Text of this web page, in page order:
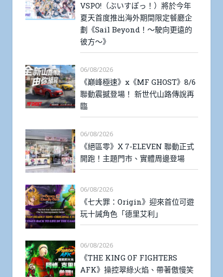
VSPO!（ぶいすぽっ！）將於今年
夏天首度推出海外期間限定餐廳企
劃《Sail Beyond！～駛向更遠的
彼方～》
06/08/2026
《巔峰極速》x《MF GHOST》8/6
聯動震撼登場！ 新世代山路傳說再
臨
06/08/2026
《絕區零》X 7-ELEVEN 聯動正式
開跑！主題門市、實體周邊登場
06/08/2026
《七大罪：Origin》迎來首位可遊
玩十誡角色「德里艾利」
06/08/2026
《THE KING OF FIGHTERS
AFK》操控翠綠火焰、帶著傲慢笑